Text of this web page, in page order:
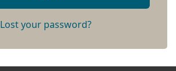
Lost your password?